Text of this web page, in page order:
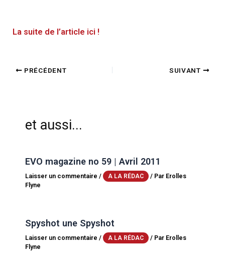
La suite de l’article ici !
PRÉCÉDENT SUIVANT
et aussi...
EVO magazine no 59 | Avril 2011
Laisser un commentaire / A LA RÉDAC / Par Erolles
Flyne
Spyshot une Spyshot
Laisser un commentaire / A LA RÉDAC / Par Erolles
Flyne